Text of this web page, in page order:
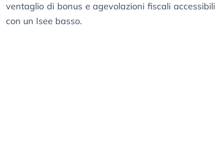
ventaglio di bonus e agevolazioni fiscali accessibili
con un Isee basso.